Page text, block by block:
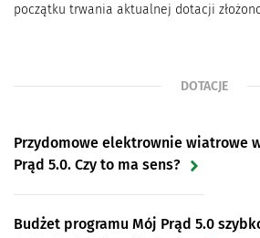
początku trwania aktualnej dotacji
DOTACJE
Przydomowe elektrownie wiatrowe
Prąd 5.0. Czy to ma sens?
Budżet programu Mój Prąd 5.0